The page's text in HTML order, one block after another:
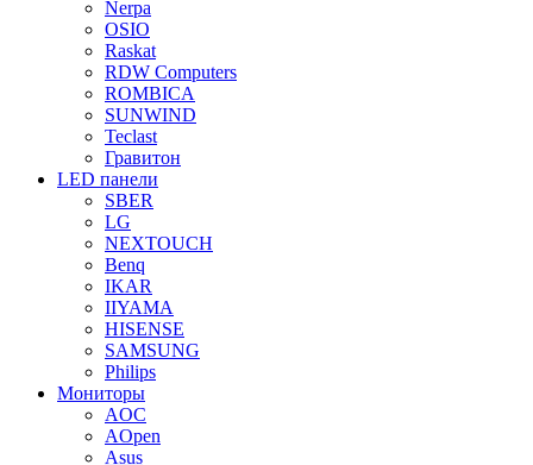
Nerpa
OSIO
Raskat
RDW Computers
ROMBICA
SUNWIND
Teclast
Гравитон
LED панели
SBER
LG
NEXTOUCH
Benq
IKAR
IIYAMA
HISENSE
SAMSUNG
Philips
Мониторы
AOC
AOpen
Asus